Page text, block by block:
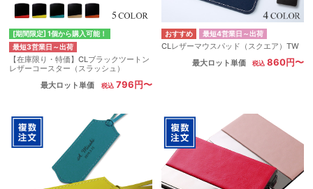
[期間限定] 1個から購入可能！
最短3営業日～出荷
【在庫限り・特価】CLブラックツートン
レザーコースター（スラッシュ）
最大ロット単価
796円〜
最短4営業日～出荷
CLレザーマウスパッド（スクエア）TW
最大ロット単価
860円〜